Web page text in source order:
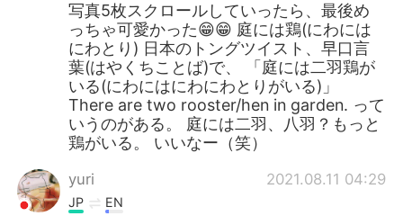
写真5枚スクロールしていったら、最後め
っちゃ可愛かった😁😁 庭には鶏(にわには
にわとり) 日本のトングツイスト、早口言
葉(はやくちことば)で、 「庭には二羽鶏が
いる(にわにはにわにわとりがいる)」
There are two rooster/hen in garden. って
いうのがある。 庭には二羽、八羽？もっと
鶏がいる。 いいなー（笑）
yuri 2021.08.11 04:29
JP EN